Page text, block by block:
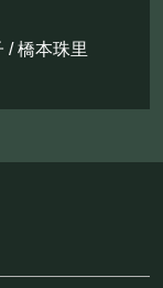
/ 橋本珠里